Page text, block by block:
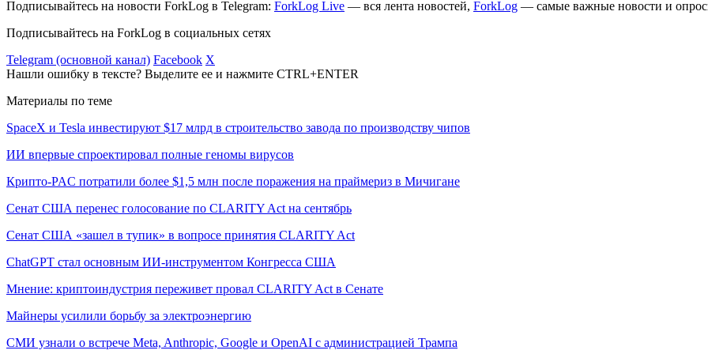
Подписывайтесь на новости ForkLog в Telegram: ForkLog Live — вся лента новостей, ForkLog — самые важные новости и
Подписывайтесь на ForkLog в социальных сетях
Telegram (основной канал) Facebook X
Нашли ошибку в тексте? Выделите ее и нажмите CTRL+ENTER
Материалы по теме
SpaceX и Tesla инвестируют $17 млрд в строительство завода по производству чипов
ИИ впервые спроектировал полные геномы вирусов
Крипто-PAC потратили более $1,5 млн после поражения на праймериз в Мичигане
Сенат США перенес голосование по CLARITY Act на сентябрь
Сенат США «зашел в тупик» в вопросе принятия CLARITY Act
ChatGPT стал основным ИИ-инструментом Конгресса США
Мнение: криптоиндустрия переживет провал CLARITY Act в Сенате
Майнеры усилили борьбу за электроэнергию
СМИ узнали о встрече Meta, Anthropic, Google и OpenAI с администрацией Трампа